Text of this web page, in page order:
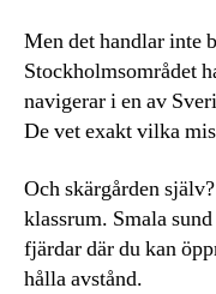
Men det handlar inte
Stockholmsområdet
navigerar i en av
De vet exakt vilka
Och skärgården
klassrum. Smala
fjärdar där du kan
hålla avstånd.